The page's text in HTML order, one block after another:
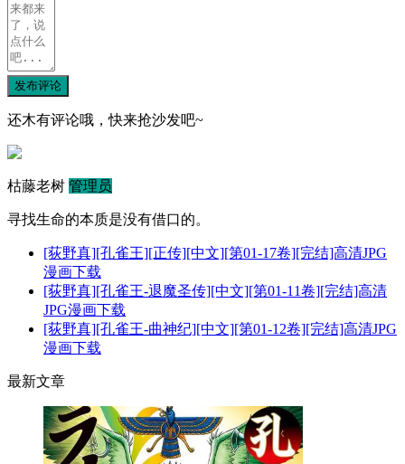
发布评论
还木有评论哦，快来抢沙发吧~
枯藤老树 管理员
寻找生命的本质是没有借口的。
[荻野真][孔雀王][正传][中文][第01-17卷][完结]高清JPG
漫画下载
[荻野真][孔雀王-退魔圣传][中文][第01-11卷][完结]高清
JPG漫画下载
[荻野真][孔雀王-曲神纪][中文][第01-12卷][完结]高清JPG
漫画下载
最新文章